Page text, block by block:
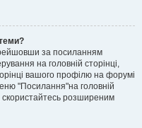
за посиланням
на головній сторінці,
вашого профілю на форумі
"Посилання"на головній
скористайтесь розширеним